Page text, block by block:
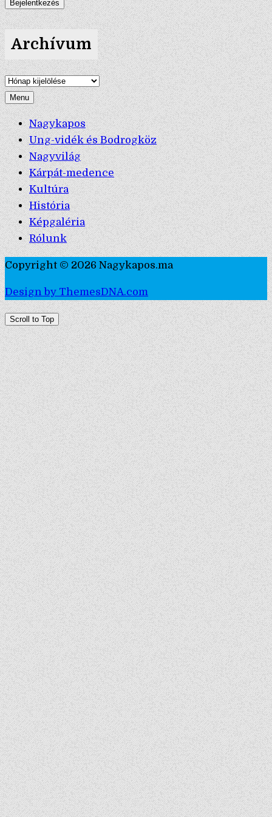
Archívum
Archívum
Menu
Nagykapos
Ung-vidék és Bodrogköz
Nagyvilág
Kárpát-medence
Kultúra
História
Képgaléria
Rólunk
Copyright © 2026 Nagykapos.ma
Design by ThemesDNA.com
Scroll to Top